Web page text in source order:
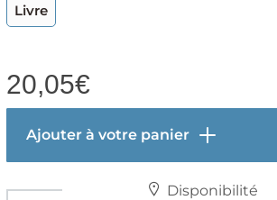
Livre
20,05€
Ajouter à votre panier
Disponibilité